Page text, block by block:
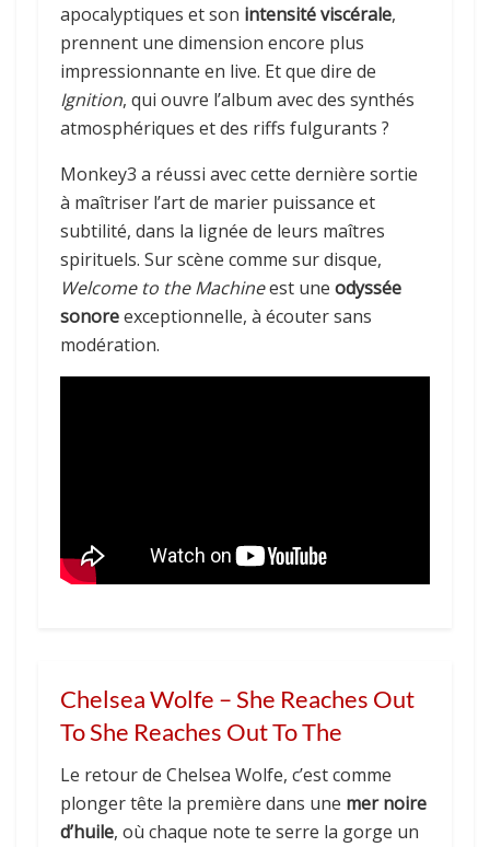
apocalyptiques et son intensité viscérale,
prennent une dimension encore plus
impressionnante en live. Et que dire de
Ignition, qui ouvre l’album avec des synthés
atmosphériques et des riffs fulgurants ?
Monkey3 a réussi avec cette dernière sortie
à maîtriser l’art de marier puissance et
subtilité, dans la lignée de leurs maîtres
spirituels. Sur scène comme sur disque,
Welcome to the Machineest une odyssée
sonoreexceptionnelle, à écouter sans
modération.
Chelsea Wolfe – She Reaches Out
To She Reaches Out To The
Le retour de Chelsea Wolfe, c’est comme
plonger tête la première dans une mer noire
d’huile, où chaque note te serre la gorge un